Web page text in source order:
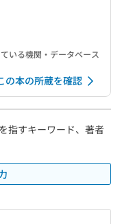
いる機関・データベース
の本の所蔵を確認
指すキーワード、著者